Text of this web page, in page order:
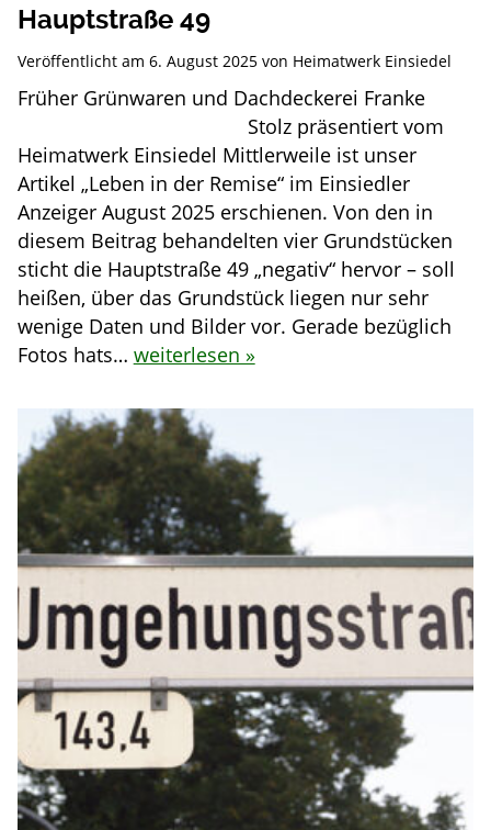
Hauptstraße 49
Veröffentlicht am 6. August 2025von Heimatwerk Einsiedel
Früher Grünwaren und Dachdeckerei Franke
Stolz präsentiert vom
Heimatwerk Einsiedel Mittlerweile ist unser
Artikel „Leben in der Remise“ im Einsiedler
Anzeiger August 2025 erschienen. Von den in
diesem Beitrag behandelten vier Grundstücken
sticht die Hauptstraße 49 „negativ“ hervor – soll
heißen, über das Grundstück liegen nur sehr
wenige Daten und Bilder vor. Gerade bezüglich
Fotos hats… weiterlesen »